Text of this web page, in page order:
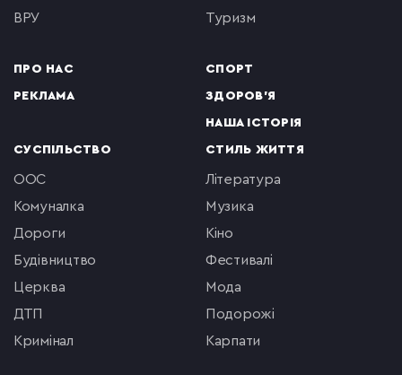
ВРУ
ПРО НАС
РЕКЛАМА
туризм
СПОРТ
ЗДОРОВ'Я
НАША ІСТОРІЯ
СУСПІЛЬСТВО
ООС
комуналка
Дороги
будівництво
церква
ДТП
кримінал
СТИЛЬ ЖИТТЯ
література
музика
кіно
фестивалі
мода
подорожі
Карпати